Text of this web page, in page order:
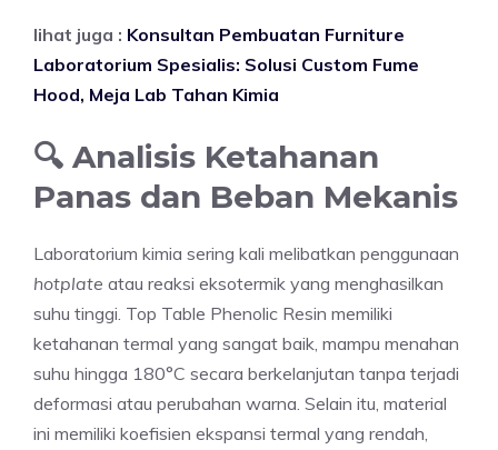
lihat juga : Konsultan Pembuatan Furniture
Laboratorium Spesialis: Solusi Custom Fume
Hood, Meja Lab Tahan Kimia
🔍 Analisis Ketahanan
Panas dan Beban Mekanis
Laboratorium kimia sering kali melibatkan penggunaan
hotplate atau reaksi eksotermik yang menghasilkan
suhu tinggi. Top Table Phenolic Resin memiliki
ketahanan termal yang sangat baik, mampu menahan
suhu hingga 180°C secara berkelanjutan tanpa terjadi
deformasi atau perubahan warna. Selain itu, material
ini memiliki koefisien ekspansi termal yang rendah,